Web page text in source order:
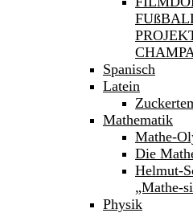
Spanisch
Latein
Mathematik
Mathe-
Die
Helmut-
„Mathe-
Physik